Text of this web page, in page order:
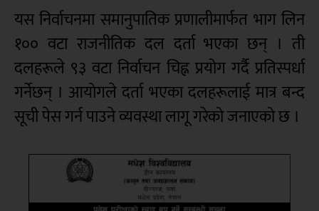
यस निर्वाचनमा समानुपातिक प्रणालीमार्फत भाग लिन
१०० वटा राजनीतिक दल दर्ता भएका छन् । ती
दलहरूले ९३ वटा निर्वाचन चिह्न प्रयोग गर्दै प्रतिस्पर्धा
गर्नेछन् । आयोगले दर्ता भएका दलहरूलाई मात्र बन्द
सूची पेस गर्न पाउने व्यवस्था लागू गरेको जनाएको छ ।